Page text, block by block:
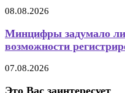
08.08.2026
Минцифры задумало
возможности
07.08.2026
Это Вас заинтересует